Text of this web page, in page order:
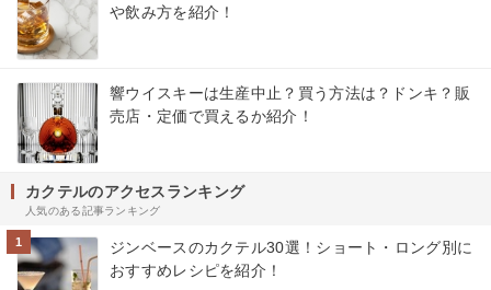
や飲み方を紹介！
響ウイスキーは生産中止？買う方法は？ドンキ？販
売店・定価で買えるか紹介！
カクテルのアクセスランキング
人気のある記事ランキング
1
ジンベースのカクテル30選！ショート・ロング別に
おすすめレシピを紹介！